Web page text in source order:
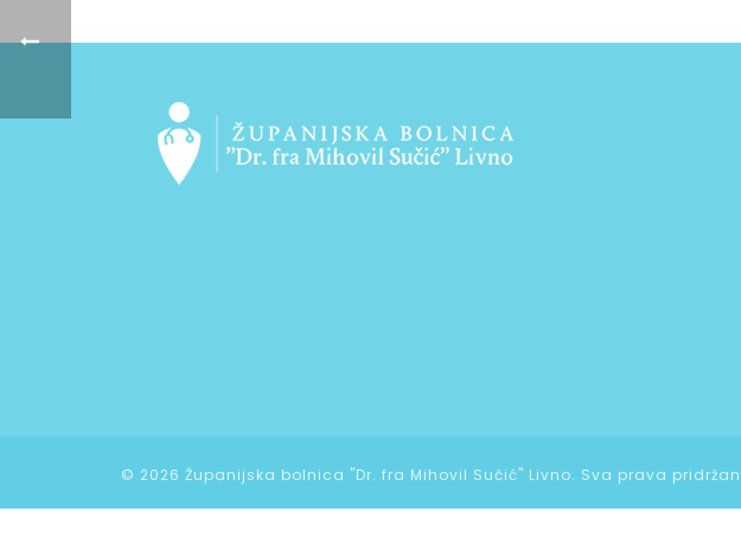
© 2026 Županijska bolnica "Dr. fra Mihovil Sučić" Livno. Sva prava